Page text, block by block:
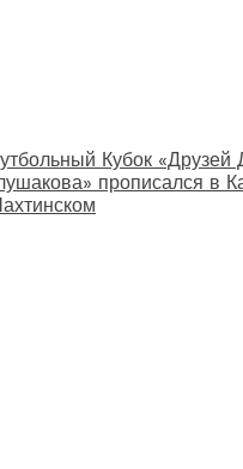
Кубок «Друзей
прописался в